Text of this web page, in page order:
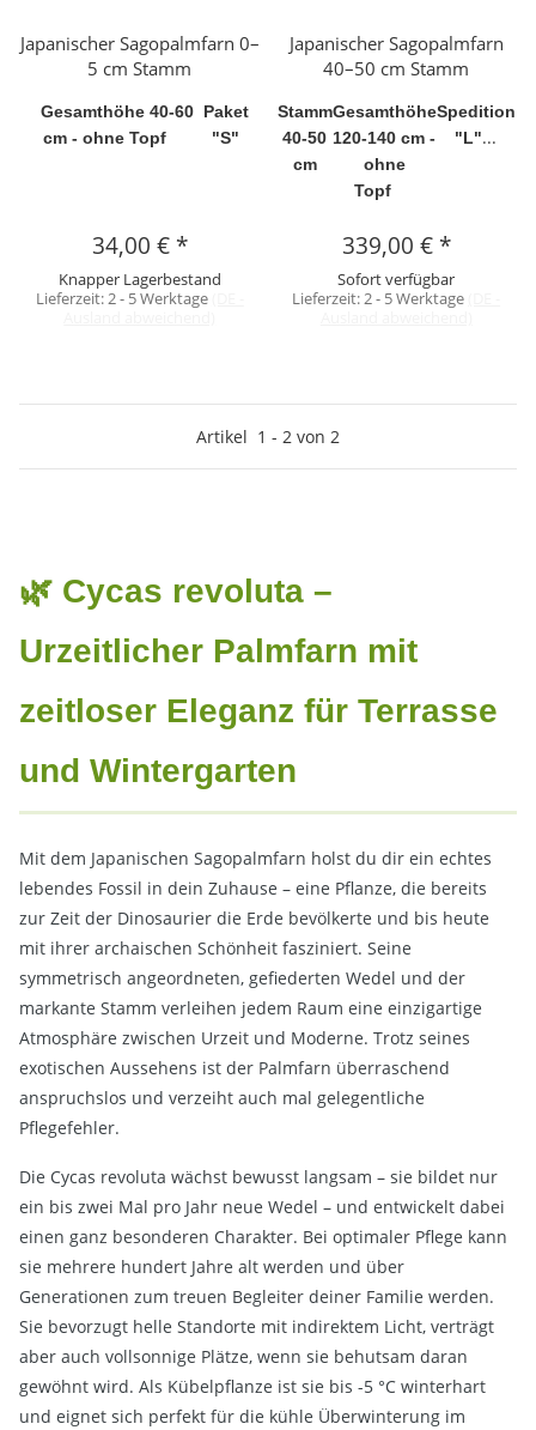
Japanischer Sagopalmfarn 0–
5 cm Stamm
Gesamthöhe 40-60
cm - ohne Topf
Paket
"S"
34,00 € *
Knapper Lagerbestand
Lieferzeit:2 - 5 Werktage
Japanischer Sagopalmfarn
40–50 cm Stamm
Stamm
40-50
cm
Gesamthöhe
120-140 cm -
ohne
Topf
Spedition
"L"...
339,00 € *
Sofort verfügbar
Lieferzeit:2 - 5 Werktage
Artikel 1 - 2 von 2
🌿 Cycas revoluta –
Urzeitlicher Palmfarn mit
zeitloser Eleganz für Terrasse
und Wintergarten
Mit dem Japanischen Sagopalmfarn holst du dir ein echtes
lebendes Fossil in dein Zuhause – eine Pflanze, die bereits
zur Zeit der Dinosaurier die Erde bevölkerte und bis heute
mit ihrer archaischen Schönheit fasziniert. Seine
symmetrisch angeordneten, gefiederten Wedel und der
markante Stamm verleihen jedem Raum eine einzigartige
Atmosphäre zwischen Urzeit und Moderne. Trotz seines
exotischen Aussehens ist der Palmfarn überraschend
anspruchslos und verzeiht auch mal gelegentliche
Pflegefehler.
Die Cycas revoluta wächst bewusst langsam – sie bildet nur
ein bis zwei Mal pro Jahr neue Wedel – und entwickelt dabei
einen ganz besonderen Charakter. Bei optimaler Pflege kann
sie mehrere hundert Jahre alt werden und über
Generationen zum treuen Begleiter deiner Familie werden.
Sie bevorzugt helle Standorte mit indirektem Licht, verträgt
aber auch vollsonnige Plätze, wenn sie behutsam daran
gewöhnt wird. Als Kübelpflanze ist sie bis -5 °C winterhart
und eignet sich perfekt für die kühle Überwinterung im